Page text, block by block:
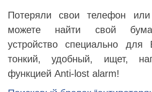
Потеряли свои телефон
можете найти свой
устройство специально для
тонкий, удобный, ищет,
функцией Anti-lost alarm!